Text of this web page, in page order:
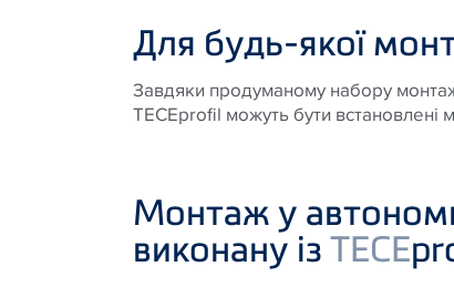
Для будь-якої
Завдяки продуманому набору
TECEprofil можуть бути встановлені
Монтаж у
виконану ізTECE